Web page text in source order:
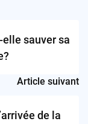
elle sauver sa
Article suivant
de la